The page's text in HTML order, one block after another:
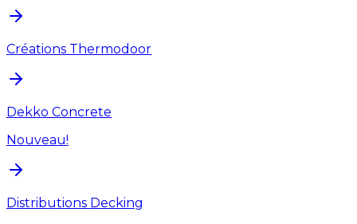
Créations Thermodoor
Dekko Concrete
Nouveau!
Distributions Decking